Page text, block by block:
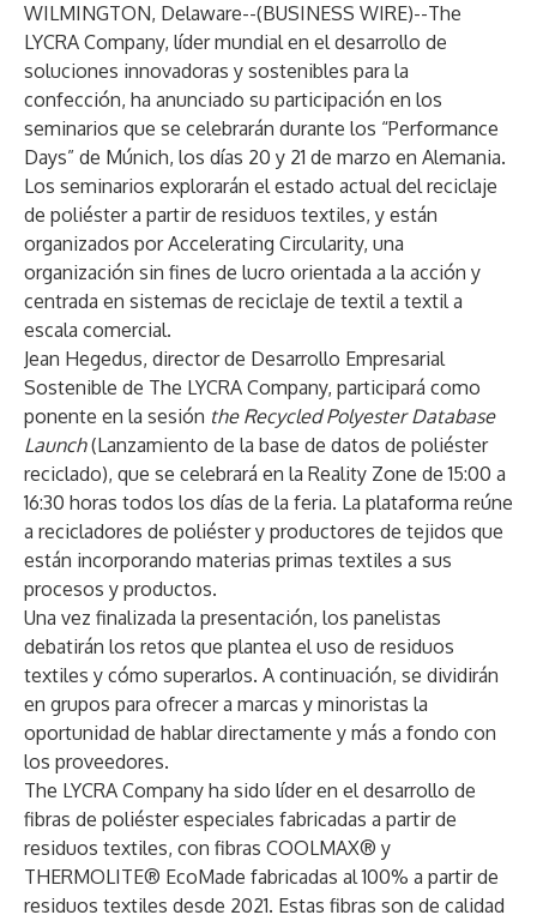
WILMINGTON, Delaware--(BUSINESS WIRE)--The
LYCRA Company, líder mundial en el desarrollo de
soluciones innovadoras y sostenibles para la
confección, ha anunciado su participación en los
seminarios que se celebrarán durante los “Performance
Days” de Múnich, los días 20 y 21 de marzo en Alemania.
Los seminarios explorarán el estado actual del reciclaje
de poliéster a partir de residuos textiles, y están
organizados por Accelerating Circularity, una
organización sin fines de lucro orientada a la acción y
centrada en sistemas de reciclaje de textil a textil a
escala comercial.
Jean Hegedus, director de Desarrollo Empresarial
Sostenible de The LYCRA Company, participará como
ponente en la sesión the Recycled Polyester Database
Launch(Lanzamiento de la base de datos de poliéster
reciclado), que se celebrará en la Reality Zone de 15:00 a
16:30 horas todos los días de la feria. La plataforma reúne
a recicladores de poliéster y productores de tejidos que
están incorporando materias primas textiles a sus
procesos y productos.
Una vez finalizada la presentación, los panelistas
debatirán los retos que plantea el uso de residuos
textiles y cómo superarlos. A continuación, se dividirán
en grupos para ofrecer a marcas y minoristas la
oportunidad de hablar directamente y más a fondo con
los proveedores.
The LYCRA Company ha sido líder en el desarrollo de
fibras de poliéster especiales fabricadas a partir de
residuos textiles, con fibras COOLMAX® y
THERMOLITE® EcoMade fabricadas al 100% a partir de
residuos textiles desde 2021. Estas fibras son de calidad